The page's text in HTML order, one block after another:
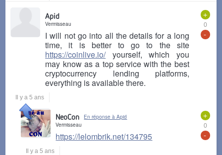
+
0
-
Apid
Vermisseau
I will not go into all the details for a long
time, it is better to go to the site
https://coinlive.io/yourself, which you
may know as a top service with the best
cryptocurrency lending platforms,
everything is available there.
Il y a 5 ans
+
0
-
NeoCon
En réponse à Apid
Vermisseau
https://lelombrik.net/134795
Il y a 5 ans